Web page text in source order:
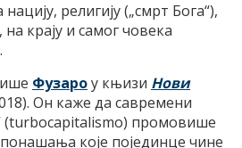
религију („смрт Бога“),
крају и самог човека
Фузароу књизи Нови
Он каже да савремени
(turbocapitalismo) промовише
које појединце чине